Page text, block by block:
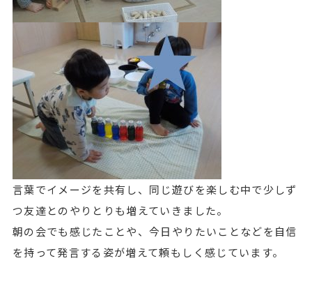
言葉でイメージを共有し、同じ遊びを楽しむ中で少しず
つ友達とのやりとりも増えていきました。
朝の会でも感じたことや、今日やりたいことなどを自信
を持って発言する姿が増えて頼もしく感じています。